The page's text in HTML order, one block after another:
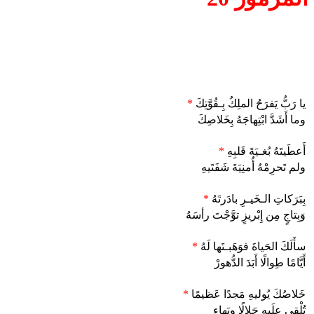
يا رَبُّ يَفرَحُ الملِكُ بِـقُوَّتِكَ *
وما أَشَدَّ ابْتِهاجَهُ بِخَلاصِكَ
أَعطَيتَهُ بُغـيَةَ قَلبِهِ *
ولم تَحرِمْهُ أُمنِيَةَ شَفَتَيهِ
بِبَرَكاتِ الـخَيـرِ بادَرتَهُ *
وَبِتاجٍ مِن إِبْريزٍ توَّجْتَ رأسَهُ
سأَلَكَ الحَياةَ فوَهَبـتَها لَهُ *
أَيَّامًا طِوالًا أَبَدَ الدُّهورْ
خَلاصُكَ يُوليهِ مَجدًا عَظيمًا *
تُلْقي علَيهِ جَلالًا وبَهاء